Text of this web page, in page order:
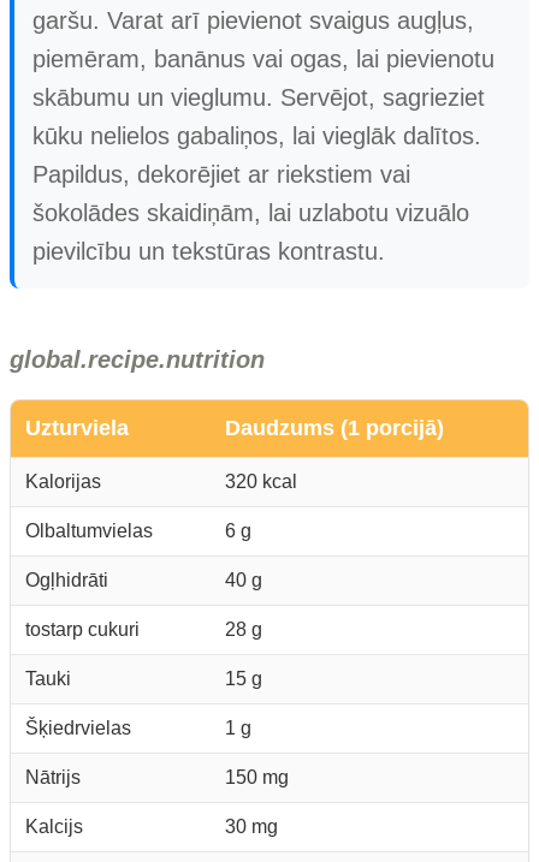
garšu. Varat arī pievienot svaigus augļus,
piemēram, banānus vai ogas, lai pievienotu
skābumu un vieglumu. Servējot, sagrieziet
kūku nelielos gabaliņos, lai vieglāk dalītos.
Papildus, dekorējiet ar riekstiem vai
šokolādes skaidiņām, lai uzlabotu vizuālo
pievilcību un tekstūras kontrastu.
global.recipe.nutrition
Uzturviela Daudzums (1 porcijā)
Kalorijas 320 kcal
Olbaltumvielas 6 g
Ogļhidrāti 40 g
tostarp cukuri 28 g
Tauki 15 g
Šķiedrvielas 1 g
Nātrijs 150 mg
Kalcijs 30 mg